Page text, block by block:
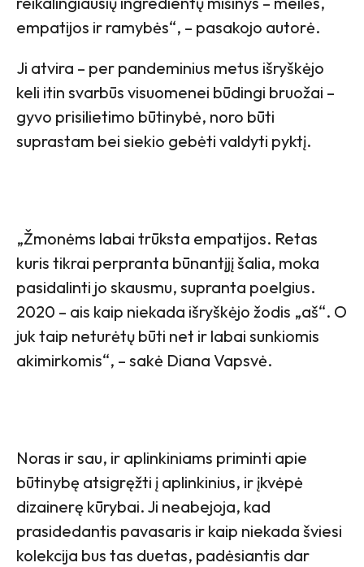
empatijos ir ramybės“, – pasakojo autorė.
Ji atvira – per pandeminius metus išryškėjo
keli itin svarbūs visuomenei būdingi bruožai –
gyvo prisilietimo būtinybė, noro būti
suprastam bei siekio gebėti valdyti pyktį.
„Žmonėms labai trūksta empatijos. Retas
kuris tikrai perpranta būnantįjį šalia, moka
pasidalinti jo skausmu, supranta poelgius.
2020 – ais kaip niekada išryškėjo žodis „aš“. O
juk taip neturėtų būti net ir labai sunkiomis
akimirkomis“, – sakė Diana Vapsvė.
Noras ir sau, ir aplinkiniams priminti apie
būtinybę atsigręžti į aplinkinius, ir įkvėpė
dizainerę kūrybai. Ji neabejoja, kad
prasidedantis pavasaris ir kaip niekada šviesi
kolekcija bus tas duetas, padėsiantis dar